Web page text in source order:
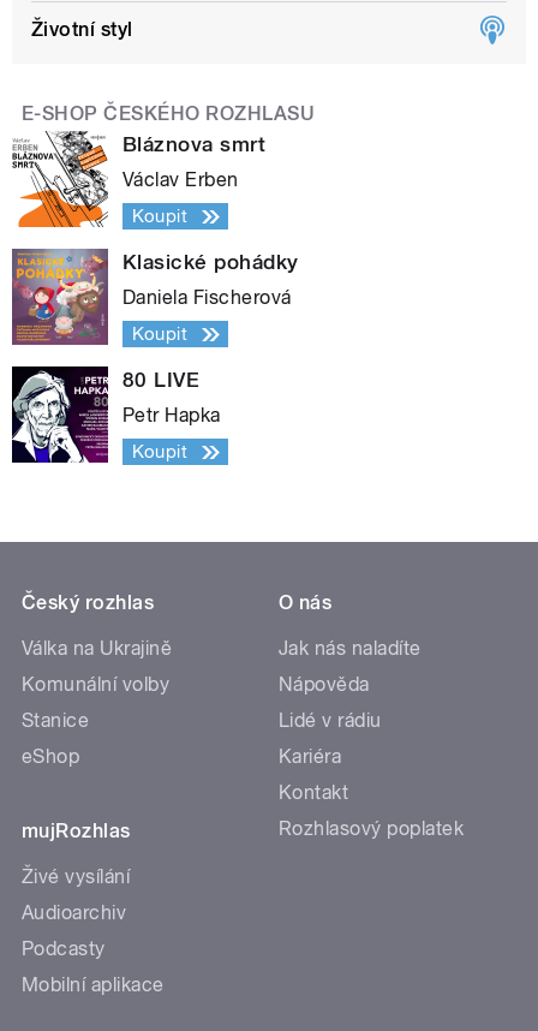
Životní styl
E-SHOP ČESKÉHO ROZHLASU
Bláznova smrt
Václav Erben
Koupit
Klasické pohádky
Daniela Fischerová
Koupit
80 LIVE
Petr Hapka
Koupit
Český rozhlas
Válka na Ukrajině
Komunální volby
Stanice
eShop
mujRozhlas
Živé vysílání
Audioarchiv
Podcasty
Mobilní aplikace
O nás
Jak nás naladíte
Nápověda
Lidé v rádiu
Kariéra
Kontakt
Rozhlasový poplatek